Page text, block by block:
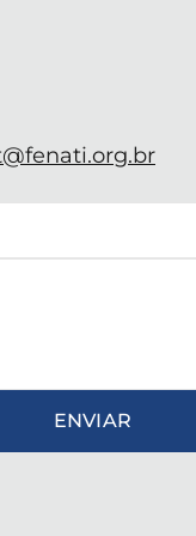
ENVIAR